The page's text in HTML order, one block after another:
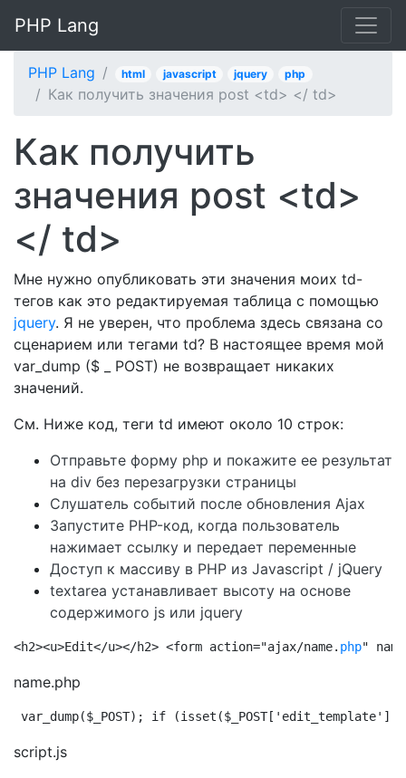
PHP Lang
PHP Lang html javascript jquery php
Как получить значения post <td> </ td>
Как получить
значения post <td>
</ td>
Мне нужно опубликовать эти значения моих td-
тегов как это редактируемая таблица с помощью
jquery. Я не уверен, что проблема здесь связана со
сценарием или тегами td? В настоящее время мой
var_dump ($ _ POST) не возвращает никаких
значений.
См. Ниже код, теги td имеют около 10 строк:
Отправьте форму php и покажите ее результат
на div без перезагрузки страницы
Слушатель событий после обновления Ajax
Запустите PHP-код, когда пользователь
нажимает ссылку и передает переменные
Доступ к массиву в PHP из Javascript / jQuery
textarea устанавливает высоту на основе
содержимого js или jquery
<h2><u>Edit</u></h2> <form action="ajax/name. php"
name.php
var_dump($_POST); if
script.js